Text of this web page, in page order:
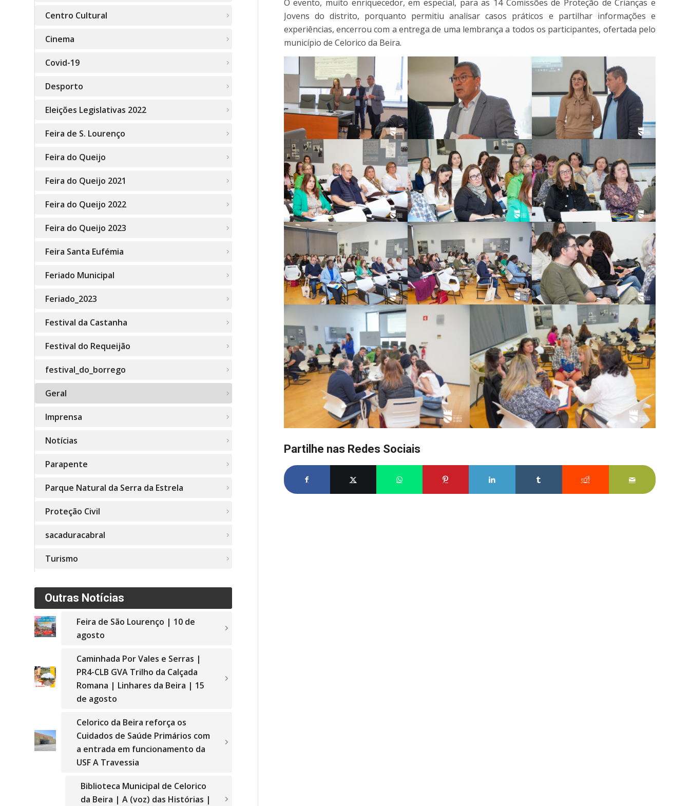
O evento, muito enriquecedor, em especial, para as 14 Comissões de Proteção de Crianças e
Jovens do distrito, porquanto permitiu analisar casos práticos e partilhar informações e
experiências, encerrou com a entrega de uma lembrança a todos os participantes, ofertada pelo
município de Celorico da Beira.
Partilhe nas Redes Sociais
Centro Cultural
Cinema
Covid-19
Desporto
Eleições Legislativas 2022
Feira de S. Lourenço
Feira do Queijo
Feira do Queijo 2021
Feira do Queijo 2022
Feira do Queijo 2023
Feira Santa Eufémia
Feriado Municipal
Feriado_2023
Festival da Castanha
Festival do Requeijão
festival_do_borrego
Geral
Imprensa
Notícias
Parapente
Parque Natural da Serra da Estrela
Proteção Civil
sacaduracabral
Turismo
Outras Notícias
Feira de São Lourenço | 10 de
agosto
Caminhada Por Vales e Serras |
PR4-CLB GVA Trilho da Calçada
Romana | Linhares da Beira | 15
de agosto
Celorico da Beira reforça os
Cuidados de Saúde Primários com
a entrada em funcionamento da
USF A Travessia
Biblioteca Municipal de Celorico
da Beira | A (voz) das Histórias |